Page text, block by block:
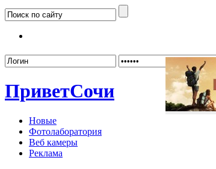
ПриветСочи
Новые
Фотолаборатория
Веб камеры
Реклама